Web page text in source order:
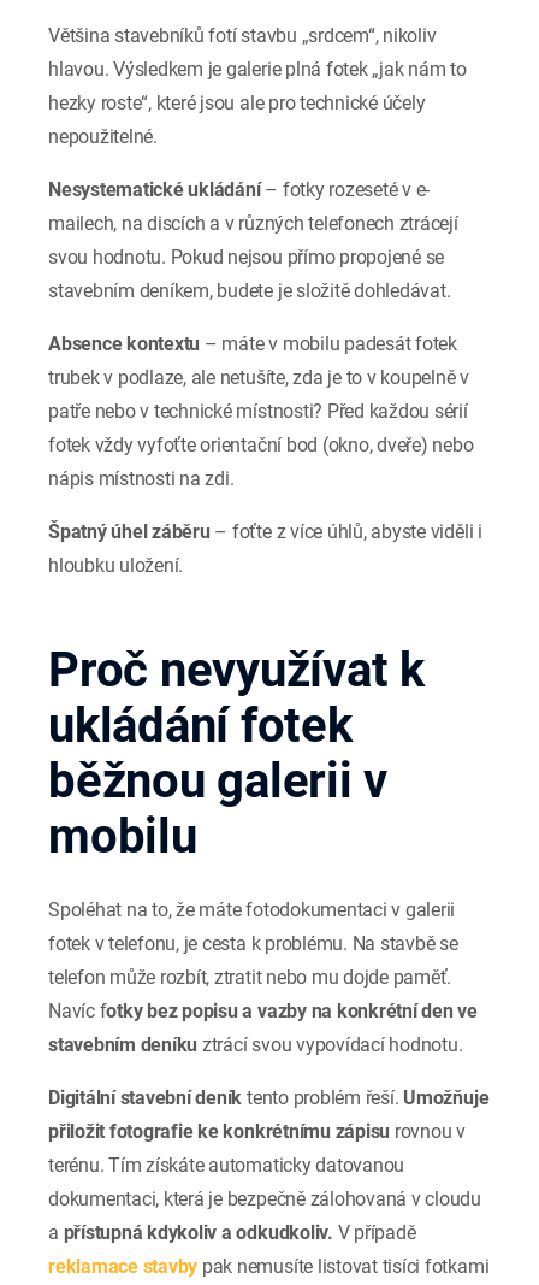
Většina stavebníků fotí stavbu „srdcem“, nikoliv
hlavou. Výsledkem je galerie plná fotek „jak nám to
hezky roste“, které jsou ale pro technické účely
nepoužitelné.
Nesystematické ukládání– fotky rozeseté v e-
mailech, na discích a v různých telefonech ztrácejí
svou hodnotu. Pokud nejsou přímo propojené se
stavebním deníkem, budete je složitě dohledávat.
Absence kontextu – máte v mobilu padesát fotek
trubek v podlaze, ale netušíte, zda je to v koupelně v
patře nebo v technické místnosti? Před každou sérií
fotek vždy vyfoťte orientační bod (okno, dveře) nebo
nápis místnosti na zdi.
Špatný úhel záběru – foťte z více úhlů, abyste viděli i
hloubku uložení.
Proč nevyužívat k
ukládání fotek
běžnou galerii v
mobilu
Spoléhat na to, že máte fotodokumentaci v galerii
fotek v telefonu, je cesta k problému. Na stavbě se
telefon může rozbít, ztratit nebo mu dojde paměť.
Navíc fotky bez popisu a vazby na konkrétní den ve
stavebním deníku ztrácí svou vypovídací hodnotu.
Digitální stavební deník tento problém řeší. Umožňuje
přiložit fotografie ke konkrétnímu zápisu rovnou v
terénu. Tím získáte automaticky datovanou
dokumentaci, která je bezpečně zálohovaná v cloudu
a přístupná kdykoliv a odkudkoliv. V případě
reklamace stavby pak nemusíte listovat tisíci fotkami